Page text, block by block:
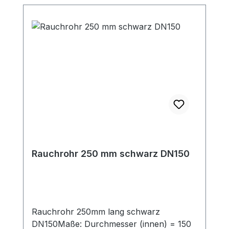
Verbindungsseite für Steckverbindung der
Rohre (50 mm lang)Dieses Rauchrohr ist
das passende Zubehör zu den jeweiligen
Rauchrohr 250 mm schwarz DN150
Rauchrohr 250mm lang schwarz
DN150Maße: Durchmesser (innen) = 150